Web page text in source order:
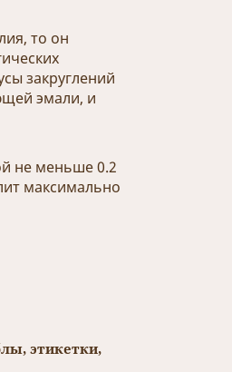
то он
закруглений
эмали, и
не меньше 0.2
максимально
этикетки,